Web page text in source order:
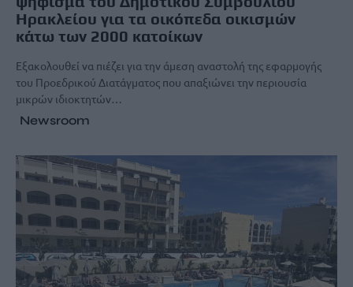
Ηρακλείου για τα οικόπεδα οικισμών
κάτω των 2000 κατοίκων
Εξακολουθεί να πιέζει για την άμεση αναστολή της εφαρμογής
του Προεδρικού Διατάγματος που απαξιώνει την περιουσία
μικρών ιδιοκτητών…
Newsroom